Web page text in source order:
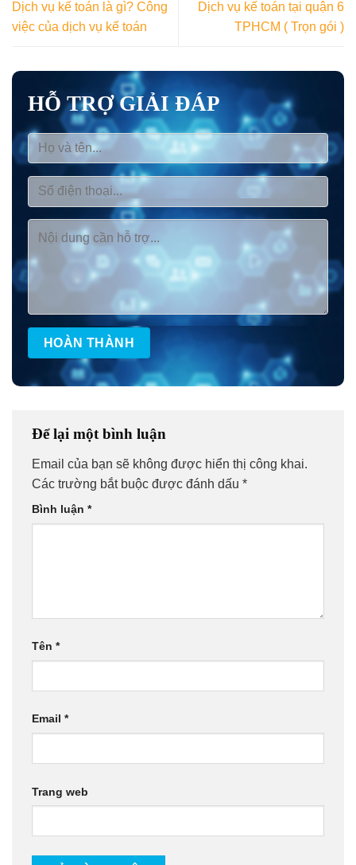
Dịch vụ kế toán là gì? Công
việc của dịch vụ kế toán
Dịch vụ kế toán tại quận 6
TPHCM ( Trọn gói )
HỖ TRỢ GIẢI ĐÁP
Để lại một bình luận
Email của bạn sẽ không được hiển thị công khai.
Các trường bắt buộc được đánh dấu *
Bình luận *
Tên *
Email *
Trang web